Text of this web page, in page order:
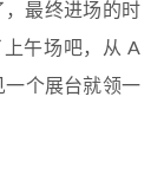
最终进场的时
午场吧，从 A
一个展台就领一